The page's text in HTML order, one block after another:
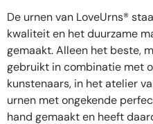
De urnen van LoveUrns®
kwaliteit en het duurzame
gemaakt. Alleen het beste,
gebruikt in combinatie met
kunstenaars, in het atelier
urnen met ongekende
hand gemaakt en heeft